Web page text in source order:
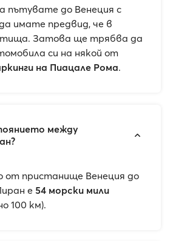
пътувате до Венеция с
имате предвид, че в
Затова ще трябва да
си на някой от
на Пиацале Рома.
между
от пристанище Венеция до
е54 морски мили
100 км).